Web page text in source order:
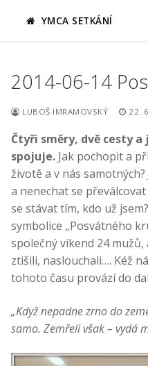
YMCA SETKÁNÍ
2014-06-14
LUBOŠ IMRAMOVSKÝ 22.
Čtyři směry, dvě cesty
spojuje. Jak pochopit a
životě a v nás
a nenechat se
se stávat tím, kdo už
symbolice „Posvátného
společný víkend 24
ztišili, naslouchali…. Kéž
tohoto času provází do
„Když nepadne zrno do
samo. Zemřeli však – vydá